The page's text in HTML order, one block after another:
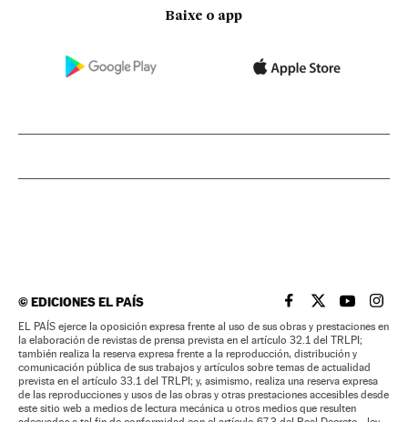
Baixe o app
©EDICIONES EL PAÍS EL PAÍS BRASIL EN
EL PAÍSEL PAÍS
EL
EL PAÍS ejerce la oposición expresa frente al uso de sus obras y prestaciones en
la elaboración de revistas de prensa prevista en el artículo 32.1 del TRLPI;
también realiza la reserva expresa frente a la reproducción, distribución y
comunicación pública de sus trabajos y artículos sobre temas de actualidad
prevista en el artículo 33.1 del TRLPI; y, asimismo, realiza una reserva expresa
de las reproducciones y usos de las obras y otras prestaciones accesibles desde
este sitio web a medios de lectura mecánica u otros medios que resulten